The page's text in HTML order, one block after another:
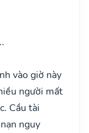
vào giờ này
người mất
Cầu tài
nguy